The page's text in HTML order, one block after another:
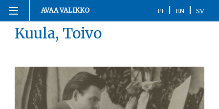
Siirry
sisältöön
AVAA VALIKKO FI EN| SV
Etusivu
1917
1918
Kuula, Toivo